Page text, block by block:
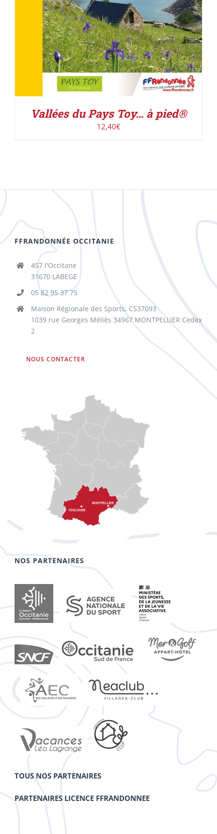
Vallées du Pays Toy… à pied®
12,40€
FFRANDONNÉE OCCITANIE
457 l'Occitane
31670 LABEGE
05 82 95 37 75
Maison Régionale des Sports, CS37093
1039 rue Georges Méliès 34967 MONTPELLIER Cedex
2
NOUS CONTACTER
NOS PARTENAIRES
TOUS NOS PARTENAIRES
PARTENAIRES LICENCE FFRANDONNEE